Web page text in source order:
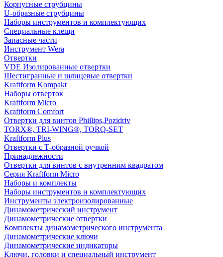
Корпусные струбцины
U-образные струбцины
Наборы инструментов и комплектующих
Специальные клещи
Запасные части
Инструмент Wera
Отвертки
VDE Изолированные отвертки
Шестигранные и шлицевые отвертки
Kraftform Kompakt
Наборы отверток
Kraftform Micro
Kraftform Comfort
Отвертки для винтов Phillips,Pozidriv
TORX®, TRI-WING®, TORQ-SET
Kraftform Plus
Отвертки с Т-образной ручкой
Принадлежности
Отвертки для винтов с внутренним квадратом
Серия Kraftform Micro
Наборы и комплекты
Наборы инструментов и комплектующих
Инструменты электроизолированные
Динамометрический инструмент
Динамометрические отвертки
Комплекты динамометрического инструмента
Динамометрические ключи
Динамометрические индикаторы
Ключи, головки и специальный инструмент